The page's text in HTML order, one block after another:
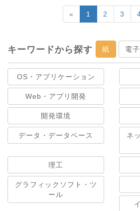
« 1 2 3
キーワードから探す 紙 電子
OS・アプリケーション
Web・アプリ開発
開発環境
データ・データベース
ネ
理工
グラフィックソフト・ツ
ール